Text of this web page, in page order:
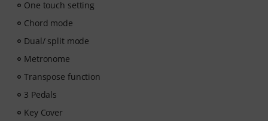
One touch setting
Chord mode
Dual/ split mode
Metronome
Transpose function
3 Pedals
Key Cover